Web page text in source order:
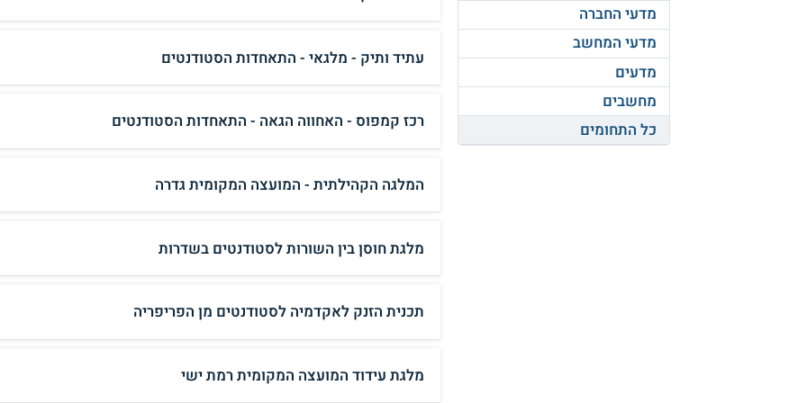
מדעי החברה
מדעי המחשב
מדעים
מחשבים
כל התחומים
עתיד ותיק - מלגאי - התאחדות הסטודנטים
רכז קמפוס - האחווה הגאה - התאחדות הסטודנטים
המלגה הקהילתית - המועצה המקומית גדרה
מלגת חוסן בין השורות לסטודנטים בשדרות
תכנית הזנק לאקדמיה לסטודנטים מן הפריפריה
מלגת עידוד המועצה המקומית רמת ישי